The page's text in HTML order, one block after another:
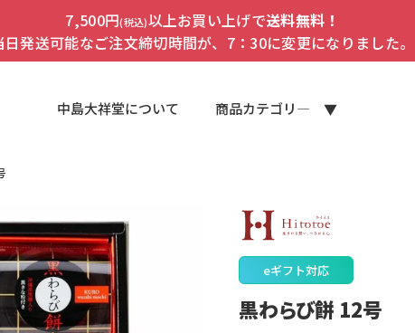
7,500円(税込)以上お買い上げで送料無料！
日発送可能なご注文締切時間が、7：30に変更になりました。
中島大祥堂について 商品カテゴリ―
eギフト対応
黒わらび餅 12号